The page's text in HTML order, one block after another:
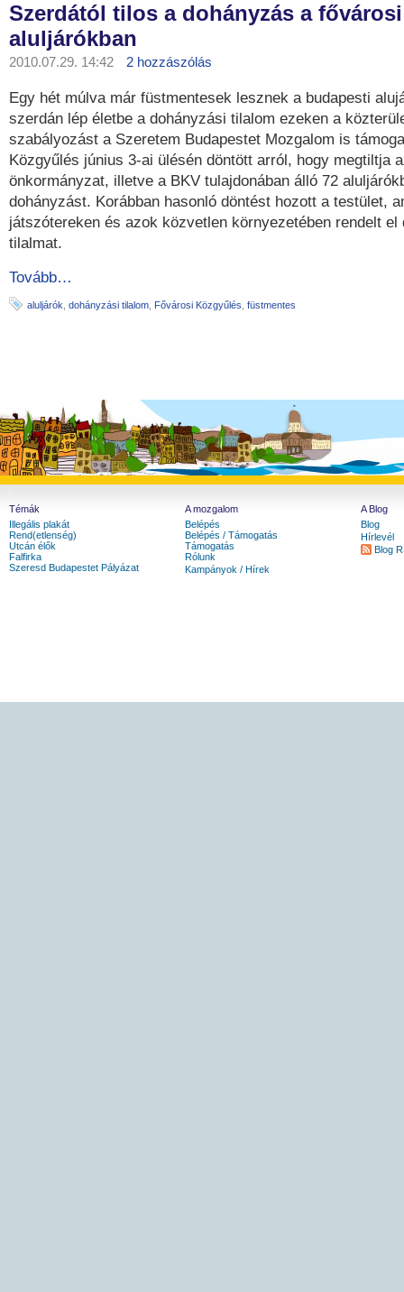
Szerdától tilos a dohányzás a fővárosi
aluljárókban
2010.07.29. 14:42 2 hozzászólás
Egy hét múlva már füstmentesek lesznek a budapesti
szerdán lép életbe a dohányzási tilalom ezeken a
szabályozást a Szeretem Budapestet Mozgalom is
Közgyűlés június 3-ai ülésén döntött arról, hogy megtiltja
önkormányzat, illetve a BKV tulajdonában álló 72
dohányzást. Korábban hasonló döntést hozott a testület,
játszótereken és azok közvetlen környezetében rendelt el
tilalmat.
Tovább…
aluljárók dohányzási tilalom Fővárosi Közgyűlés füstmentes
Témák
Illegális plakát
Rend(etlenség)
Utcán élők
Falfirka
Szeresd Budapestet Pályázat
A mozgalom
Belépés
Belépés / Támogatás
Támogatás
Rólunk
Kampányok / Hírek
A Blog
Blog
Hírlevél
Blog